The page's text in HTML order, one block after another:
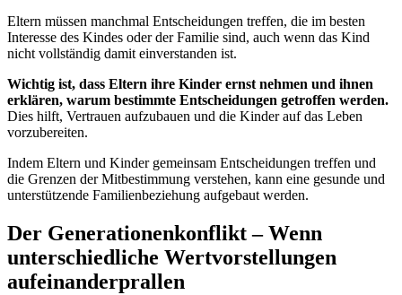
Eltern müssen manchmal Entscheidungen treffen, die im besten
Interesse des Kindes oder der Familie sind, auch wenn das Kind
nicht vollständig damit einverstanden ist.
Wichtig ist, dass Eltern ihre Kinder ernst nehmen und ihnen
erklären, warum bestimmte Entscheidungen getroffen werden.
Dies hilft, Vertrauen aufzubauen und die Kinder auf das Leben
vorzubereiten.
Indem Eltern und Kinder gemeinsam Entscheidungen treffen und
die Grenzen der Mitbestimmung verstehen, kann eine gesunde und
unterstützende Familienbeziehung aufgebaut werden.
Der Generationenkonflikt – Wenn
unterschiedliche Wertvorstellungen
aufeinanderprallen